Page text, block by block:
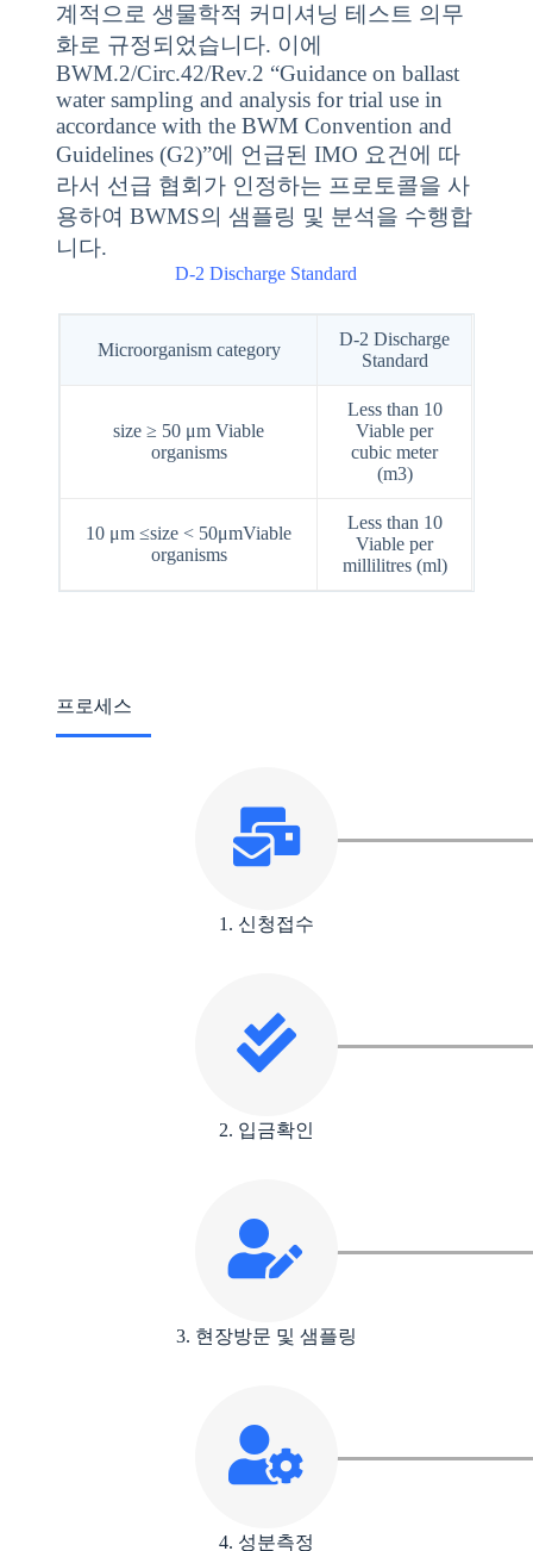
계적으로 생물학적 커미셔닝 테스트 의무
화로 규정되었습니다. 이에
BWM.2/Circ.42/Rev.2 “Guidance on ballast
water sampling and analysis for trial use in
accordance with the BWM Convention and
Guidelines (G2)”에 언급된 IMO 요건에 따
라서 선급 협회가 인정하는 프로토콜을 사
용하여 BWMS의 샘플링 및 분석을 수행합
니다.
D-2 Discharge Standard
Microorganism category
D-2 Discharge
Standard
size ≥ 50 μm Viable
organisms
Less than 10
Viable per
cubic meter
(m3)
10 μm ≤size < 50μmViable
organisms
Less than 10
Viable per
millilitres (ml)
프로세스
1. 신청접수
2. 입금확인
3. 현장방문 및 샘플링
4. 성분측정